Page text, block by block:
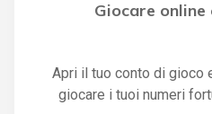
Giocare online
Apri il tuo conto di gioco
giocare i tuoi numeri